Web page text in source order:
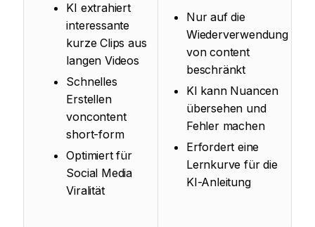
KI extrahiert
interessante
kurze Clips aus
langen Videos
Schnelles
Erstellen
voncontent
short-form
Optimiert für
Social Media
Viralität
Nur auf die
Wiederverwendung
von content
beschränkt
KI kann Nuancen
übersehen und
Fehler machen
Erfordert eine
Lernkurve für die
KI-Anleitung